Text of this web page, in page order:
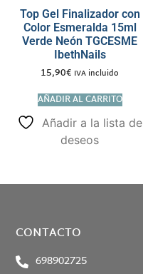
Top Gel Finalizador con
Color Esmeralda 15ml
Verde Neón TGCESME
IbethNails
15,90€ IVA incluido
AÑADIR AL CARRITO
Añadir a la lista de
deseos
CONTACTO
698902725